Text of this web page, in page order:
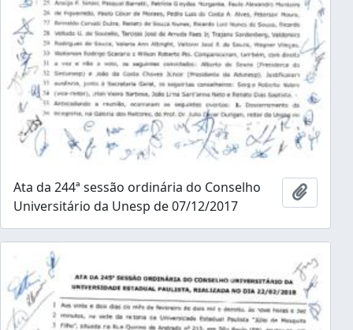
Ata da 244ª sessão ordinária do Conselho
Universitário da Unesp de 07/12/2017
Añadir